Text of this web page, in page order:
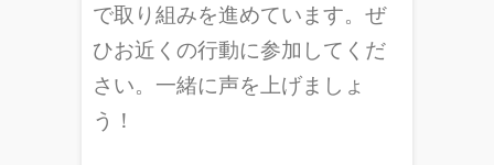
で取り組みを進めています。ぜ
ひお近くの行動に参加してくだ
さい。一緒に声を上げましょ
う！